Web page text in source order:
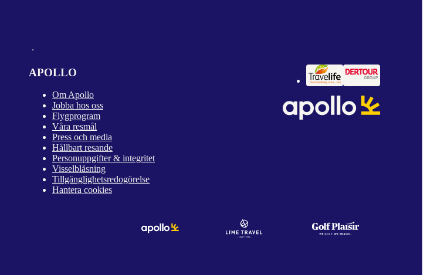
APOLLO
Om Apollo
Jobba hos oss
Flygprogram
Våra resmål
Press och media
Hållbart resande
Personuppgifter & integritet
Visselblåsning
Tillgänglighetsredogörelse
Hantera cookies